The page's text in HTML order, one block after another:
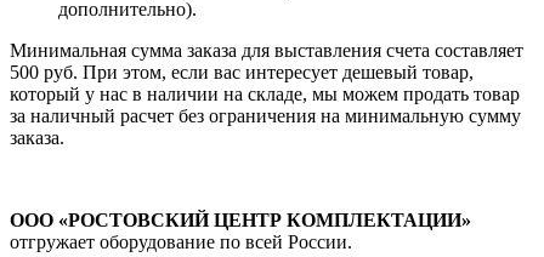
дополнительно).
Минимальная сумма заказа для выставления счета составляет
500 руб. При этом, если вас интересует дешевый товар,
который у нас в наличии на складе, мы можем продать товар
за наличный расчет без ограничения на минимальную сумму
заказа.
ООО «РОСТОВСКИЙ ЦЕНТР КОМПЛЕКТАЦИИ»
отгружает оборудование по всей России.